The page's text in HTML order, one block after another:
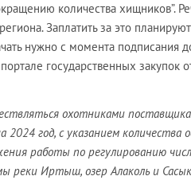
количества хищников”.
Заплатить за это
нужно с момента подписания
государственных закупок
охотниками
2024 год, с указанием количества
работы по регулированию
реки Иртыш, озер Алаколь и